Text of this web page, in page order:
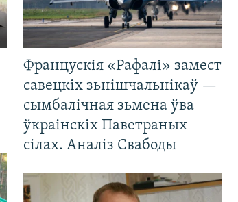
Францускія «Рафалі» замест
савецкіх зьнішчальнікаў —
сымбалічная зьмена ўва
ўкраінскіх Паветраных
сілах. Аналіз Свабоды